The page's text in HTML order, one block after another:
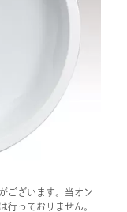
ございます。当オン
行っておりません。